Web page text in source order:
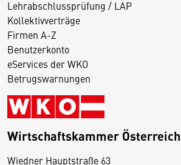
Lehrabschlussprüfung / LAP
Kollektivverträge
Firmen A-Z
Benutzerkonto
eServices der WKO
Betrugswarnungen
Wirtschaftskammer Österreich
Wiedner Hauptstraße 63